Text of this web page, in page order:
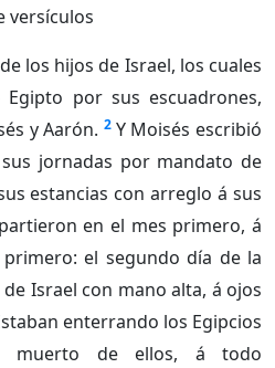
versículos
los hijos de Israel, los cuales
por sus escuadrones,
y Aarón. 2 Y Moisés escribió
jornadas por mandato de
estancias con arreglo á sus
en el mes primero, á
el segundo día de la
Israel con mano alta, á ojos
enterrando los Egipcios
de ellos, á todo